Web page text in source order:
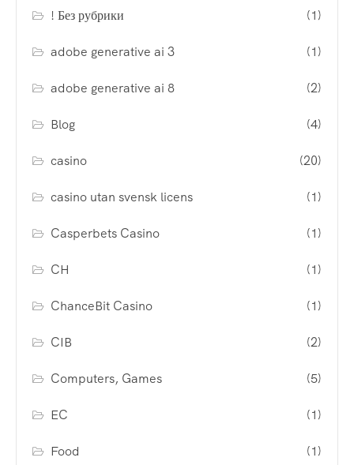
! Без рубрики (1)
adobe generative ai 3 (1)
adobe generative ai 8 (2)
Blog (4)
casino (20)
casino utan svensk licens (1)
Casperbets Casino (1)
CH (1)
ChanceBit Casino (1)
CIB (2)
Computers, Games (5)
EC (1)
Food (1)